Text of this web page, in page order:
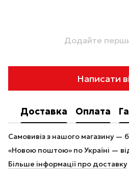
Додайте
Написати
Доставка Оплата
Самовивіз з нашого магазину —
«Новою поштою» по Україні —
Більше інформації про доставку